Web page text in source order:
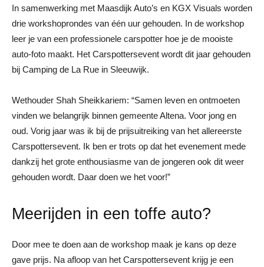
In samenwerking met Maasdijk Auto’s en KGX Visuals worden
drie workshoprondes van één uur gehouden. In de workshop
leer je van een professionele carspotter hoe je de mooiste
auto-foto maakt. Het Carspottersevent wordt dit jaar gehouden
bij Camping de La Rue in Sleeuwijk.
Wethouder Shah Sheikkariem: “Samen leven en ontmoeten
vinden we belangrijk binnen gemeente Altena. Voor jong en
oud. Vorig jaar was ik bij de prijsuitreiking van het allereerste
Carspottersevent. Ik ben er trots op dat het evenement mede
dankzij het grote enthousiasme van de jongeren ook dit weer
gehouden wordt. Daar doen we het voor!”
Meerijden in een toffe auto?
Door mee te doen aan de workshop maak je kans op deze
gave prijs. Na afloop van het Carspottersevent krijg je een